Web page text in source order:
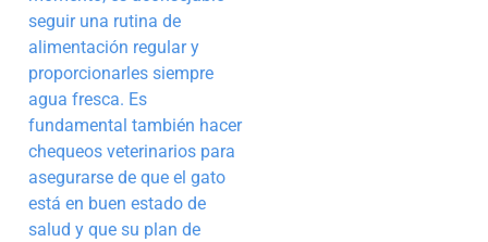
seguir una rutina de
alimentación regular y
proporcionarles siempre
agua fresca. Es
fundamental también hacer
chequeos veterinarios para
asegurarse de que el gato
está en buen estado de
salud y que su plan de